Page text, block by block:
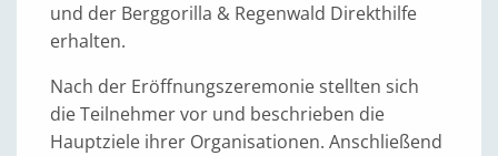
und der Berggorilla & Regenwald Direkthilfe
erhalten.
Nach der Eröffnungszeremonie stellten sich
die Teilnehmer vor und beschrieben die
Hauptziele ihrer Organisationen. Anschließend